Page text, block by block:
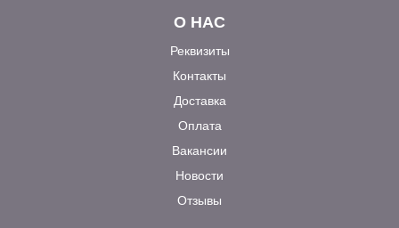
О НАС
Реквизиты
Контакты
Доставка
Оплата
Вакансии
Новости
Отзывы